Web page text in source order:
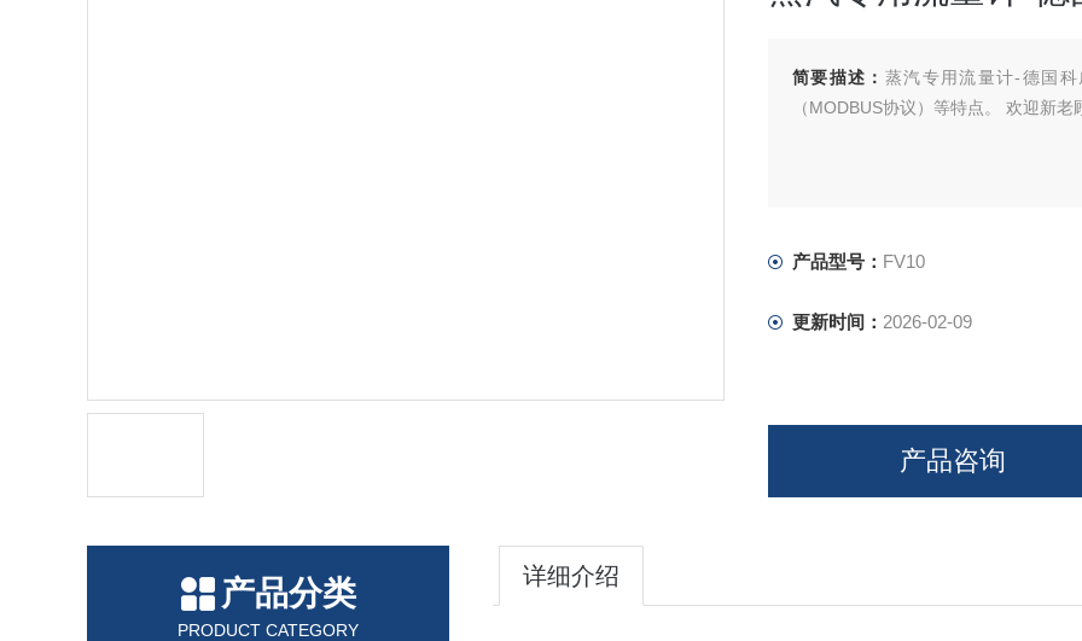
简要描述： 蒸汽专用流量计-德国
（MODBUS协议）等特点。 欢迎新
产品型号： FV10
更新时间： 2026-02-09
产品咨询
产品分类
PRODUCT CATEGORY
详细介绍